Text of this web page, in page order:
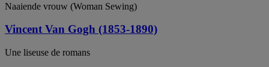
Naaiende vrouw (Woman Sewing)
Vincent Van Gogh (1853-1890)
Une liseuse de romans